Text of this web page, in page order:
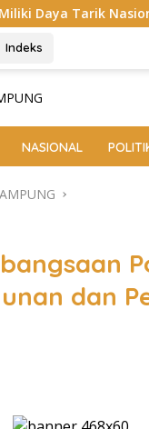
Indeks
NASIONAL
dan